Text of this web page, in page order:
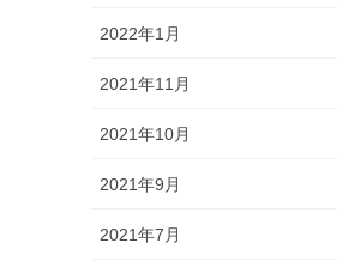
2022年1月
2021年11月
2021年10月
2021年9月
2021年7月